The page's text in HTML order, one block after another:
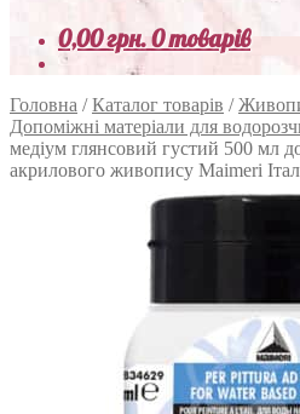
0,00грн.0 товарів
Головна /Каталог товарів /
Допоміжні матеріали для
медіум глянсовий густий 500 мл
акрилового живопису Maimeri